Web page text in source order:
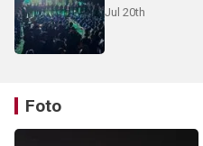
Jul 20th
Foto